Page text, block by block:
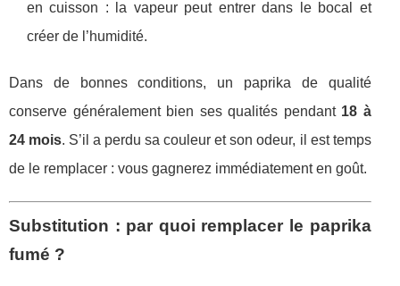
en cuisson : la vapeur peut entrer dans le bocal et
créer de l’humidité.
Dans de bonnes conditions, un paprika de qualité
conserve généralement bien ses qualités pendant 18 à
24 mois. S’il a perdu sa couleur et son odeur, il est temps
de le remplacer : vous gagnerez immédiatement en goût.
Substitution : par quoi remplacer le paprika
fumé ?